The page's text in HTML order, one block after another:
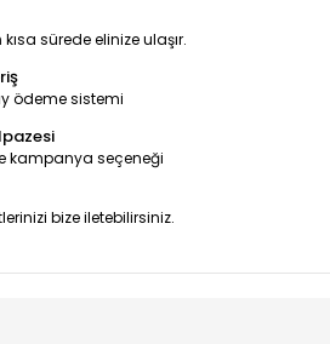
sürede elinize ulaşır.
ödeme sistemi
kampanya seçeneği
bize iletebilirsiniz.